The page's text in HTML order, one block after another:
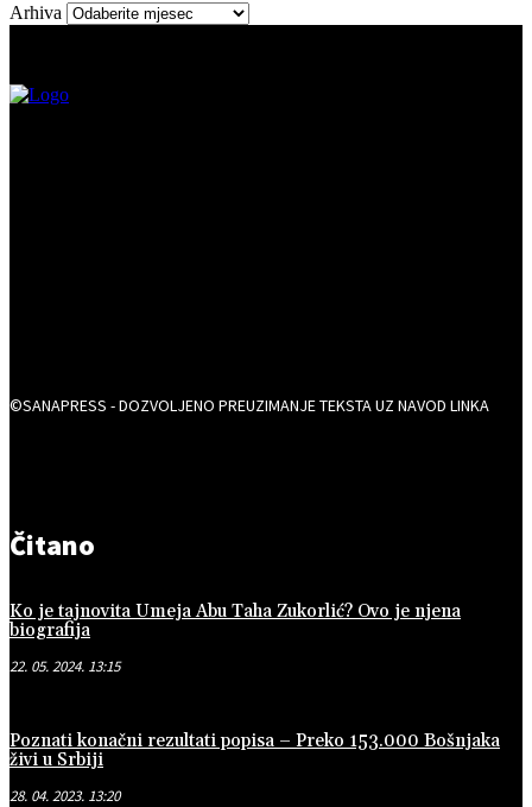
Arhiva
©SANAPRESS - DOZVOLJENO PREUZIMANJE TEKSTA UZ NAVOD LINKA
Čitano
Ko je tajnovita Umeja Abu Taha Zukorlić? Ovo je njena
biografija
22. 05. 2024. 13:15
Poznati konačni rezultati popisa – Preko 153.000 Bošnjaka
živi u Srbiji
28. 04. 2023. 13:20